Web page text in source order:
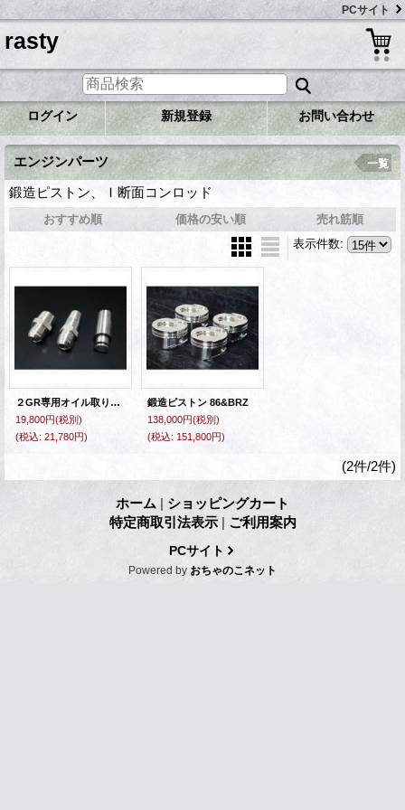
PCサイト
rasty
ログイン 新規登録 お問い合わせ
エンジンパーツ
鍛造ピストン、Ｉ断面コンロッド
一覧
おすすめ順 価格の安い順
売れ筋順
表示件数:
２GR専用オイル取り出しアダプター
19,800円(税別)
(税込: 21,780円)
鍛造ピストン 86&BRZ
138,000円(税別)
(税込: 151,800円)
(2件/2件)
ホーム | ショッピングカート
特定商取引法表示 | ご利用案内
PCサイト
Powered by おちゃのこネット